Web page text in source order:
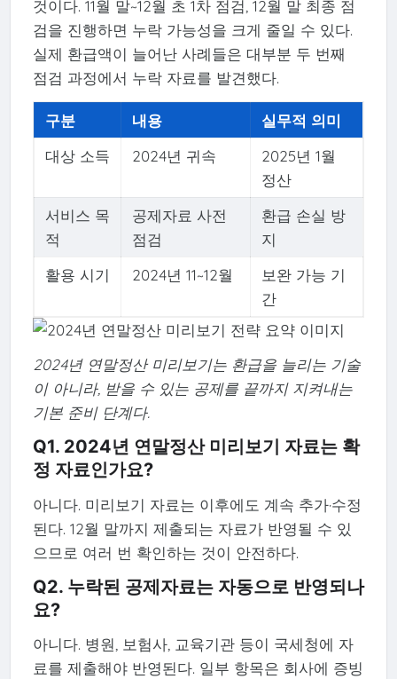
것이다. 11월 말~12월 초 1차 점검, 12월 말 최종 점
검을 진행하면 누락 가능성을 크게 줄일 수 있다.
실제 환급액이 늘어난 사례들은 대부분 두 번째
점검 과정에서 누락 자료를 발견했다.
구분 내용
실무적 의미
대상 소득
2024년 귀속
2025년 1월
정산
서비스 목
적
공제자료 사전
점검
환급 손실 방
지
활용 시기
2024년 11~12월
보완 가능 기
간
2024년 연말정산 미리보기는 환급을 늘리는 기술
이 아니라, 받을 수 있는 공제를 끝까지 지켜내는
기본 준비 단계다.
Q1. 2024년 연말정산 미리보기 자료는 확
정 자료인가요?
아니다. 미리보기 자료는 이후에도 계속 추가·수정
된다. 12월 말까지 제출되는 자료가 반영될 수 있
으므로 여러 번 확인하는 것이 안전하다.
Q2. 누락된 공제자료는 자동으로 반영되나
요?
아니다. 병원, 보험사, 교육기관 등이 국세청에 자
료를 제출해야 반영된다. 일부 항목은 회사에 증빙